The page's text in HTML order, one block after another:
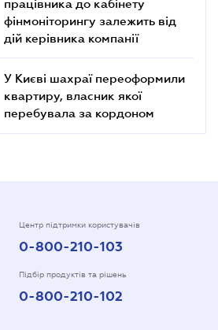
працівника до кабінету
фінмоніторингу залежить від
дій керівника компанії
У Києві шахраї переоформили
квартиру, власник якої
перебувала за кордоном
Центр підтримки користувачів
0-800-210-103
Підбір продуктів та рішень
0-800-210-102